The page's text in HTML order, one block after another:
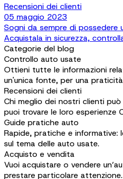
Recensioni dei clienti
05 maggio 2023
Sogni da sempre di possedere
Acquistala in sicurezza,
Categorie del blog
Controllo auto usate
Ottieni tutte le informazioni
un'unica fonte, per una
Recensioni dei clienti
Chi meglio dei nostri clienti può
puoi trovare le loro esperienze
Guide pratiche auto
Rapide, pratiche e
sul tema delle auto usate.
Acquisto e vendita
Vuoi acquistare o vendere
prestare particolare attenzione.